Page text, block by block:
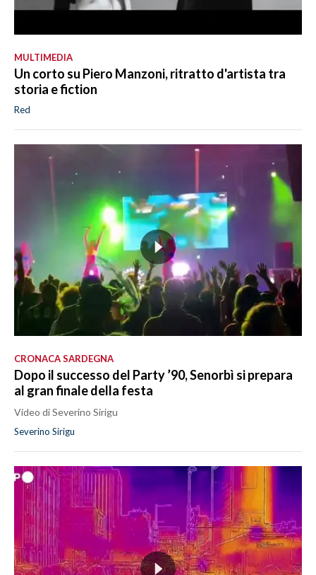
MULTIMEDIA
Un corto su Piero Manzoni, ritratto d'artista tra
storia e fiction
Red
CRONACA SARDEGNA
Dopo il successo del Party ’90, Senorbì si prepara
al gran finale della festa
Video di Severino Sirigu
Severino Sirigu